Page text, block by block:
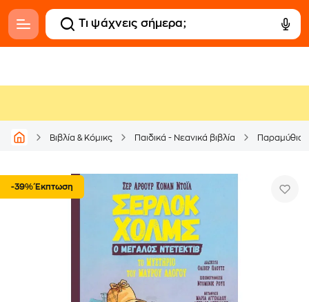
Βιβλία & Κόμικς Παιδικά - Νεανικά βιβλία Παραμύθια
-39% Έκπτωση